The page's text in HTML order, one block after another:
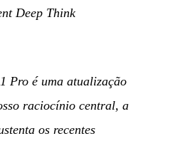
Deep Think
Pro é uma atualização
raciocínio central, a
os recentes